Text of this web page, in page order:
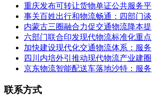
重庆发布可转让货物单证公共服务平
事关百姓出行和物流畅通：四部门谈
内蒙古三圈融合力促交通物流降本提
六部门联合印发现代物流标准化重点
加快建设现代化交通物流体系：服务
四川内培外引推动现代物流产业建圈
京东物流智能配送车落地沙特：服务
联系方式